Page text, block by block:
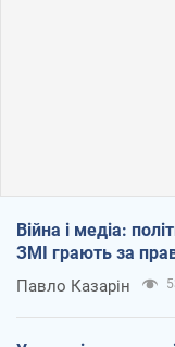
Війна і медіа:
ЗМІ грають за
Павло Казарін